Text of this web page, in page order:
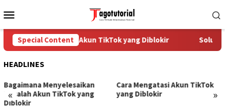
to
Menu
Special Content
Cara Mengatasi Akun TikTok yang Diblokir Solusi
HEADLINES
« »
Bagaimana Menyelesaikan
Masalah Akun TikTok yang
Diblokir
Cara Mengatasi Akun TikTok
yang Diblokir